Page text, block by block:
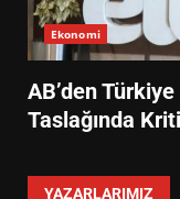
Ekonomi
AB’den
Taslağında
YAZARLARIMIZ